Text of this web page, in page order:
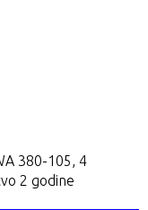
380-105, 4
2 godine